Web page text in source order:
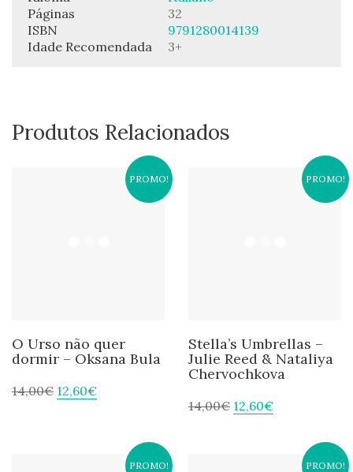
Páginas
32
ISBN
9791280014139
Idade Recomendada
3+
Produtos Relacionados
PROMO!
O Urso não quer
dormir – Oksana Bula
14,00€ 12,60€
PROMO!
Stella’s Umbrellas –
Julie Reed & Nataliya
Chervochkova
14,00€ 12,60€
PROMO! PROMO!